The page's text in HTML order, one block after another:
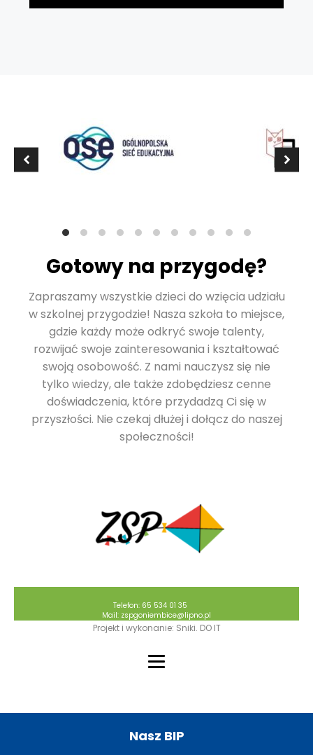
Gotowy na przygodę?
Zapraszamy wszystkie dzieci do wzięcia udziału
w szkolnej przygodzie! Nasza szkoła to miejsce,
gdzie każdy może odkryć swoje talenty,
rozwijać swoje zainteresowania i kształtować
swoją osobowość. Z nami nauczysz się nie
tylko wiedzy, ale także zdobędziesz cenne
doświadczenia, które przydadzą Ci się w
przyszłości. Nie czekaj dłużej i dołącz do naszej
społeczności!
Telefon: 65 534 01 35
Mail: zspgoniembice@lipno.pl
Projekt i wykonanie: Sniki. DO IT
Nasz BIP